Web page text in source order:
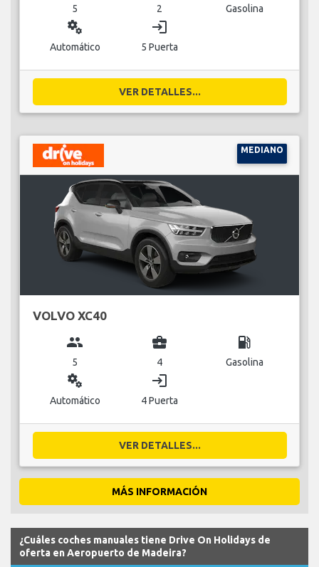
5 2 Gasolina
miscellaneous_services
Automático
login
5 Puerta
VER DETALLES...
MEDIANO
VOLVO XC40
group
5
business_center
4
local_gas_station
Gasolina
miscellaneous_services
Automático
login
4 Puerta
VER DETALLES...
MÁS INFORMACIÓN
¿Cuáles coches manuales tiene Drive On Holidays de
oferta en Aeropuerto de Madeira?